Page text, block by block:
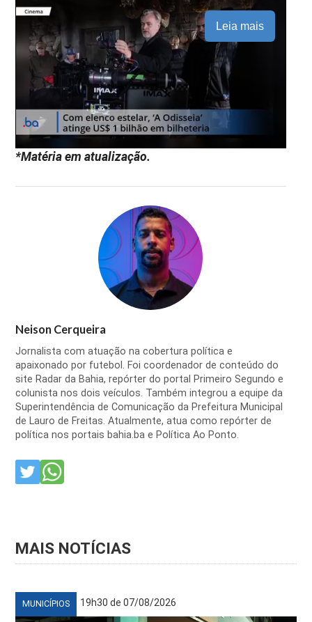
Leia mais
*Matéria em atualização.
Neison Cerqueira
Jornalista com atuação na cobertura política e
apaixonado por futebol. Foi coordenador de conteúdo do
site Radar da Bahia, repórter do portal Primeiro Segundo e
colunista nos dois veículos. Também integrou a equipe da
Superintendência de Comunicação da Prefeitura Municipal
de Lauro de Freitas. Atualmente, atua como repórter de
política nos portais bahia.ba e Política Ao Ponto.
MAIS NOTÍCIAS
MUNICÍPIOS 19h30 de 07/08/2026